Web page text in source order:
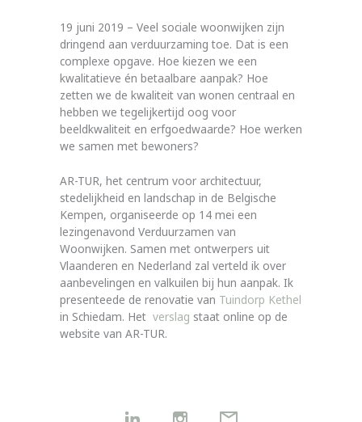
19 juni 2019 – Veel sociale woonwijken zijn
dringend aan verduurzaming toe. Dat is een
complexe opgave. Hoe kiezen we een
kwalitatieve én betaalbare aanpak? Hoe
zetten we de kwaliteit van wonen centraal en
hebben we tegelijkertijd oog voor
beeldkwaliteit en erfgoedwaarde? Hoe werken
we samen met bewoners?
AR-TUR, het centrum voor architectuur,
stedelijkheid en landschap in de Belgische
Kempen, organiseerde op 14 mei een
lezingenavond Verduurzamen van
Woonwijken. Samen met ontwerpers uit
Vlaanderen en Nederland zal verteld ik over
aanbevelingen en valkuilen bij hun aanpak. Ik
presenteede de renovatie van Tuindorp Kethel
in Schiedam. Het verslag staat online op de
website van AR-TUR.